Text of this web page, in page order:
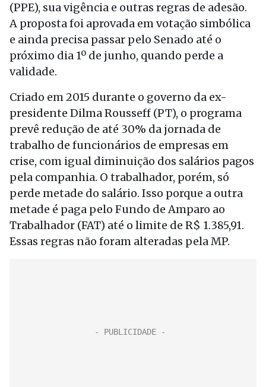
(PPE), sua vigência e outras regras de adesão.
A proposta foi aprovada em votação simbólica
e ainda precisa passar pelo Senado até o
próximo dia 1º de junho, quando perde a
validade.
Criado em 2015 durante o governo da ex-
presidente Dilma Rousseff (PT), o programa
prevê redução de até 30% da jornada de
trabalho de funcionários de empresas em
crise, com igual diminuição dos salários pagos
pela companhia. O trabalhador, porém, só
perde metade do salário. Isso porque a outra
metade é paga pelo Fundo de Amparo ao
Trabalhador (FAT) até o limite de R$ 1.385,91.
Essas regras não foram alteradas pela MP.